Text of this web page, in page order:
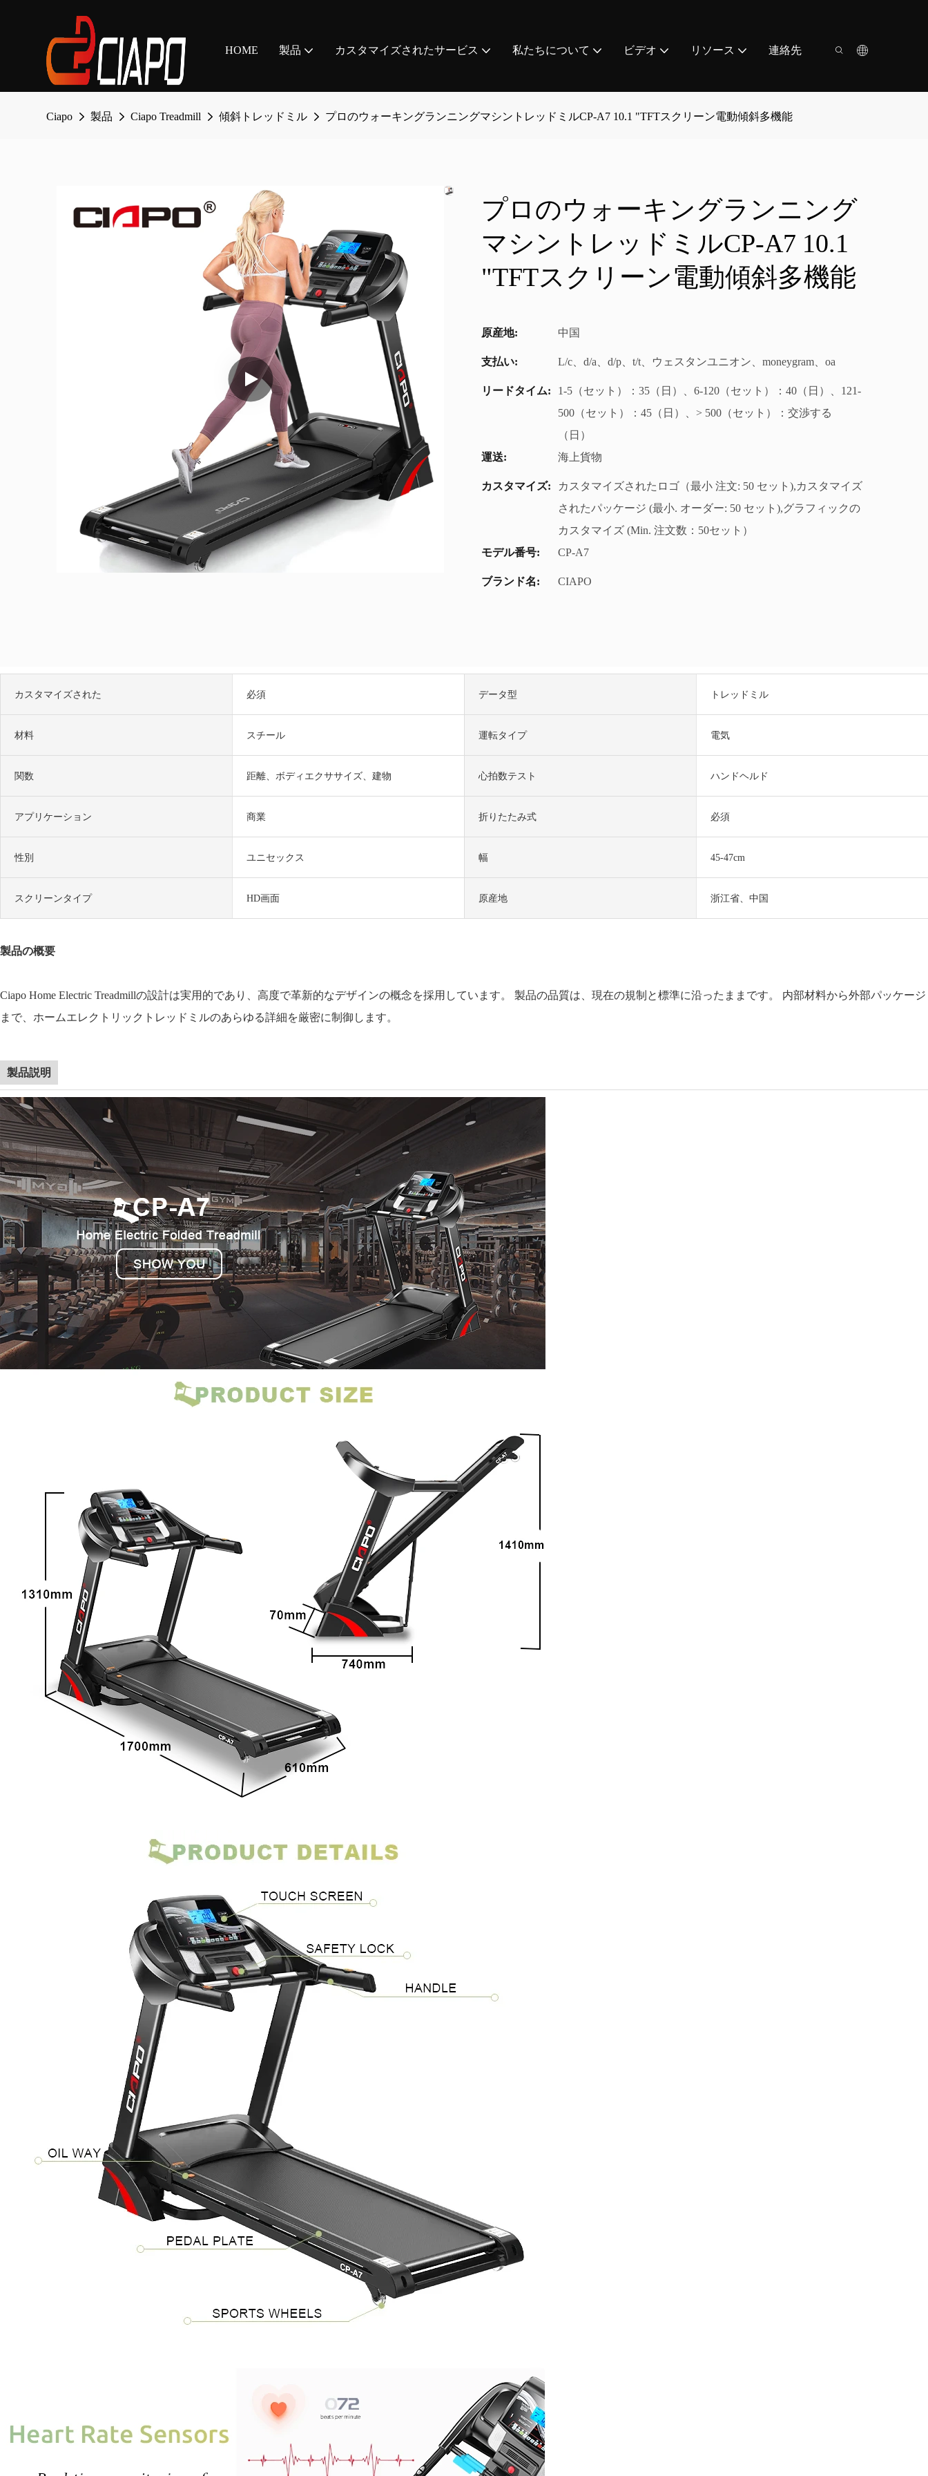
HOME 製品 カスタマイズされたサービス 私たちについて ビデオ リソース 連絡先
Ciapo 製品 Ciapo Treadmill 傾斜トレッドミル プロのウォーキングランニングマシントレッドミルCP-A7 10.1 "TFTスクリーン電動傾斜多機能
プロのウォーキングランニング
マシントレッドミルCP-A7 10.1
"TFTスクリーン電動傾斜多機能
原産地: 中国
支払い: L/c、d/a、d/p、t/t、ウェスタンユニオン、moneygram、oa
リードタイム:
1-5（セット）：35（日）、6-120（セット）：40（日）、121-
500（セット）：45（日）、> 500（セット）：交渉する
（日）
運送:
海上貨物
カスタマイズ:
カスタマイズされたロゴ（最小 注文: 50 セット),カスタマイズ
されたパッケージ (最小. オーダー: 50 セット),グラフィックの
カスタマイズ (Min. 注文数：50セット）
モデル番号:
CP-A7
ブランド名: CIAPO
カスタマイズされた 必須 データ型 トレッドミル
材料 スチール 運転タイプ 電気
関数 距離、ボディエクササイズ、建物 心拍数テスト ハンドヘルド
アプリケーション 商業 折りたたみ式 必須
性別 ユニセックス 幅 45-47cm
スクリーンタイプ HD画面 原産地 浙江省、中国
製品の概要
Ciapo Home Electric Treadmillの設計は実用的であり、高度で革新的なデザインの概念を採用しています。 製品の品質は、現在の規制と標準に沿ったままです。 内部材料から外部パッケージ
まで、ホームエレクトリックトレッドミルのあらゆる詳細を厳密に制御します。
製品説明